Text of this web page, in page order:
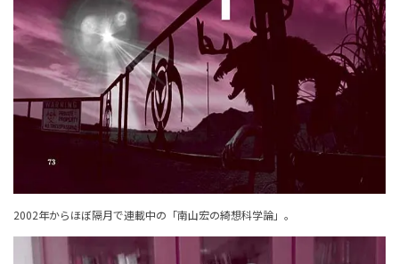
2002年からほぼ隔月で連載中の「南山宏の綺想科学論」。